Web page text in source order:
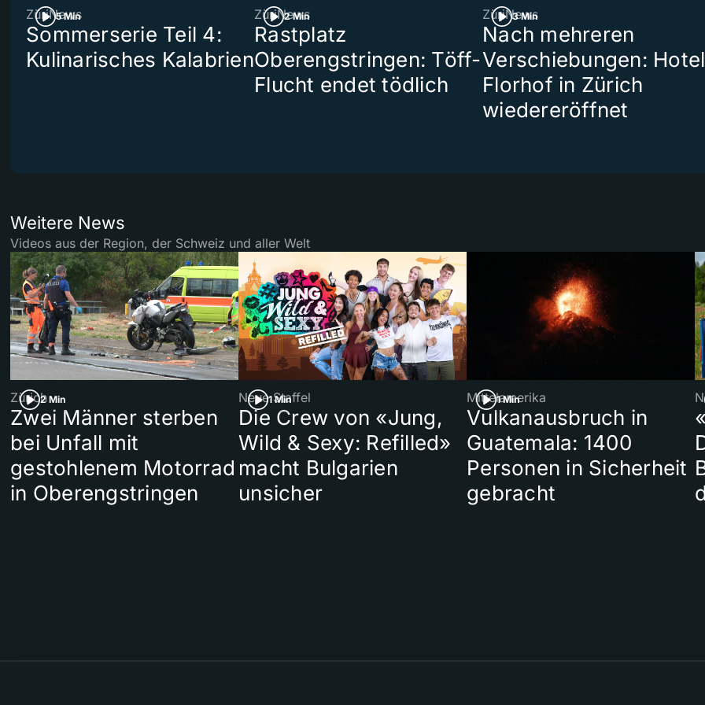
5 Min
ZüriNews
Sommerserie Teil 4:
Kulinarisches Kalabrien
2 Min
ZüriNews
Rastplatz
Oberengstringen: Töff-
Flucht endet tödlich
3 Min
ZüriNews
Nach mehreren
Verschiebungen: Hotel
Florhof in Zürich
wiedereröffnet
Weitere News
Videos aus der Region, der Schweiz und aller Welt
2 Min
Zürich
Zwei Männer sterben
bei Unfall mit
gestohlenem Motorrad
in Oberengstringen
1 Min
Neue Staffel
Die Crew von «Jung,
Wild & Sexy: Refilled»
macht Bulgarien
unsicher
1 Min
Mittelamerika
Vulkanausbruch in
Guatemala: 1400
Personen in Sicherheit
gebracht